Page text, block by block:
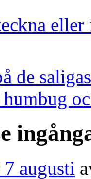
eller
de
augusti